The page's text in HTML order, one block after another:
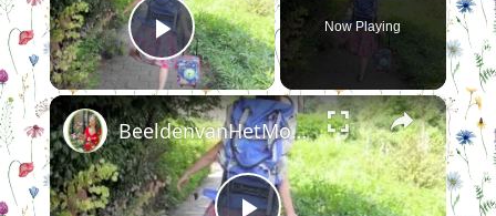
Play Video
Now Playing
×
BeeldenvanHetMoederfront